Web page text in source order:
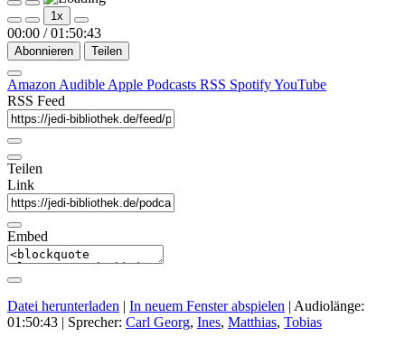
Play
Episode
Pause
Episode
1x
00:00 / 01:50:43
Abonnieren Teilen
AmazonAudibleApple Podcasts RSS SpotifyYouTube
RSS Feed
Teilen
Link
Embed
Datei herunterladen | In neuem Fenster abspielen | Audiolänge:
01:50:43 | Sprecher: Carl Georg, Ines, Matthias, Tobias